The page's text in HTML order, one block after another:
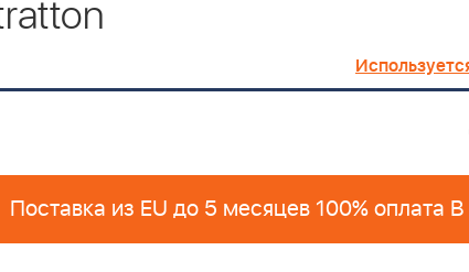
Поставка из EU до 5 месяцев 100% оплата